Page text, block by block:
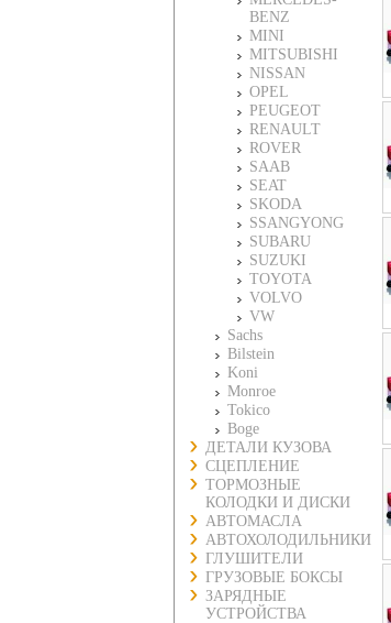
BENZ
MINI
MITSUBISHI
NISSAN
OPEL
PEUGEOT
RENAULT
ROVER
SAAB
SEAT
SKODA
SSANGYONG
SUBARU
SUZUKI
TOYOTA
VOLVO
VW
Sachs
Bilstein
Koni
Monroe
Tokico
Boge
ДЕТАЛИ КУЗОВА
СЦЕПЛЕНИЕ
ТОРМОЗНЫЕ
КОЛОДКИ И ДИСКИ
АВТОМАСЛА
АВТОХОЛОДИЛЬНИКИ
ГЛУШИТЕЛИ
ГРУЗОВЫЕ БОКСЫ
ЗАРЯДНЫЕ
УСТРОЙСТВА